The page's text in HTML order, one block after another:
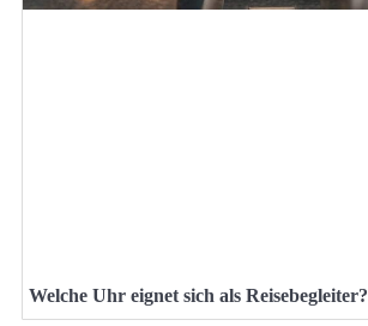
Welche Uhr eignet sich als Reisebegleiter?